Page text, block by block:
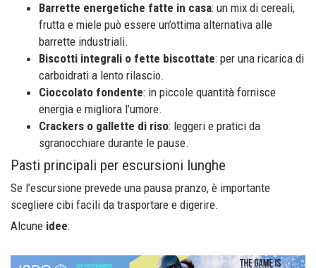
Barrette energetiche fatte in casa: un mix di cereali,
frutta e miele può essere un’ottima alternativa alle
barrette industriali.
Biscotti integrali o fette biscottate: per una ricarica di
carboidrati a lento rilascio.
Cioccolato fondente: in piccole quantità fornisce
energia e migliora l’umore.
Crackers o gallette di riso: leggeri e pratici da
sgranocchiare durante le pause.
Pasti principali per escursioni lunghe
Se l’escursione prevede una pausa pranzo, è importante
scegliere cibi facili da trasportare e digerire.
Alcune idee: